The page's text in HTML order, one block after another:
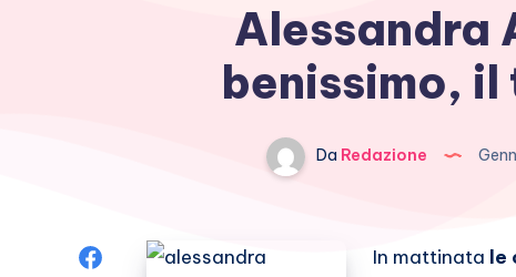
Alessandra
benissimo,
Da Redazione
Condividi
In mattinata le